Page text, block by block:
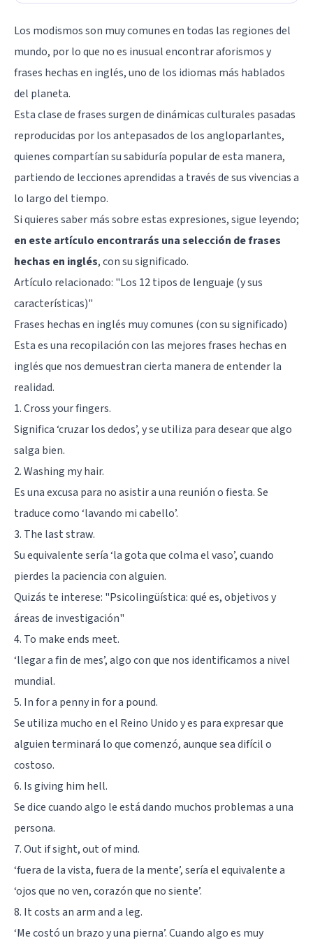
Los modismos son muy comunes en todas las regiones del
mundo, por lo que no es inusual encontrar aforismos y
frases hechas en inglés, uno de los idiomas más hablados
del planeta.
Esta clase de frases surgen de dinámicas culturales pasadas
reproducidas por los antepasados de los angloparlantes,
quienes compartían su sabiduría popular de esta manera,
partiendo de lecciones aprendidas a través de sus vivencias a
lo largo del tiempo.
Si quieres saber más sobre estas expresiones, sigue leyendo;
en este artículo encontrarás una selección de frases
hechas en inglés, con su significado.
Artículo relacionado: "Los 12 tipos de lenguaje (y sus
características)"
Frases hechas en inglés muy comunes (con su significado)
Esta es una recopilación con las mejores frases hechas en
inglés que nos demuestran cierta manera de entender la
realidad.
1. Cross your fingers.
Significa ‘cruzar los dedos’, y se utiliza para desear que algo
salga bien.
2. Washing my hair.
Es una excusa para no asistir a una reunión o fiesta. Se
traduce como ‘lavando mi cabello’.
3. The last straw.
Su equivalente sería ‘la gota que colma el vaso’, cuando
pierdes la paciencia con alguien.
Quizás te interese: "Psicolingüística: qué es, objetivos y
áreas de investigación"
4. To make ends meet.
‘llegar a fin de mes’, algo con que nos identificamos a nivel
mundial.
5. In for a penny in for a pound.
Se utiliza mucho en el Reino Unido y es para expresar que
alguien terminará lo que comenzó, aunque sea difícil o
costoso.
6. Is giving him hell.
Se dice cuando algo le está dando muchos problemas a una
persona.
7. Out if sight, out of mind.
‘fuera de la vista, fuera de la mente’, sería el equivalente a
‘ojos que no ven, corazón que no siente’.
8. It costs an arm and a leg.
‘Me costó un brazo y una pierna’. Cuando algo es muy